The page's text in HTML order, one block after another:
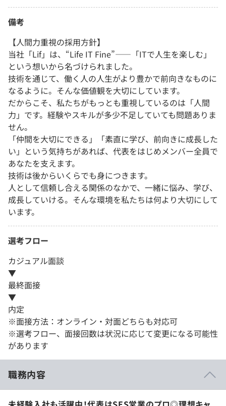
備考
【人間力重視の採用方針】
当社「Lif」は、“Life IT Fine”――「ITで人生を楽しむ」
という想いから名づけられました。
技術を通じて、働く人の人生がより豊かで前向きなものに
なるように。そんな価値観を大切にしています。
だからこそ、私たちがもっとも重視しているのは「人間
力」です。経験やスキルが多少不足していても問題ありま
せん。
「仲間を大切にできる」「素直に学び、前向きに成長した
い」という気持ちがあれば、代表をはじめメンバー全員で
あなたを支えます。
技術は後からいくらでも身につきます。
人として信頼し合える関係のなかで、一緒に悩み、学び、
成長していける。そんな環境を私たちは何より大切にして
います。
選考フロー
カジュアル面談
▼
最終面接
▼
内定
※面接方法：オンライン・対面どちらも対応可
※選考フロー、面接回数は状況に応じて変更になる可能性
があります
職務内容